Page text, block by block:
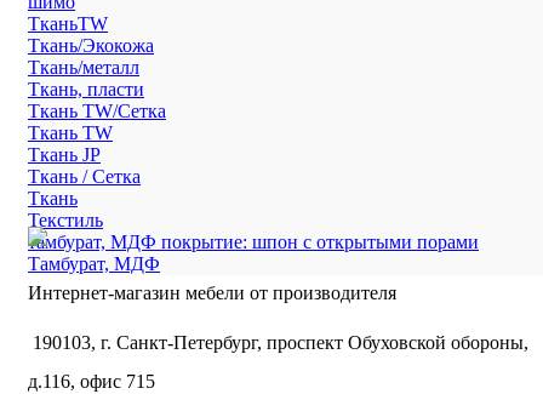
ТканьTW
Ткань/Экокожа
Ткань/металл
Ткань, пласти
Ткань TW/Сетка
Ткань TW
Ткань JP
Ткань / Сетка
Ткань
Текстиль
тамбурат, МДФ покрытие: шпон с открытыми порами
Тамбурат, МДФ
Интернет-магазин мебели от производителя
190103, г. Санкт-Петербург, проспект Обуховской обороны,
д.116, офис 715